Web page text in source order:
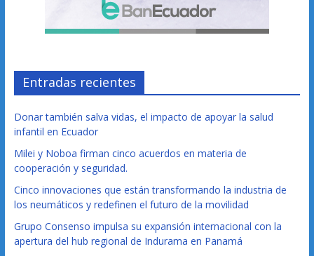
Entradas recientes
Donar también salva vidas, el impacto de apoyar la salud
infantil en Ecuador
Milei y Noboa firman cinco acuerdos en materia de
cooperación y seguridad.
Cinco innovaciones que están transformando la industria de
los neumáticos y redefinen el futuro de la movilidad
Grupo Consenso impulsa su expansión internacional con la
apertura del hub regional de Indurama en Panamá